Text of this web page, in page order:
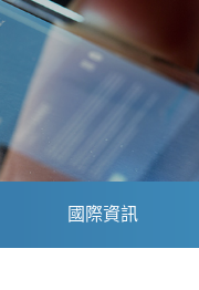
Member
Test and
Aerospace
Broadcast
國際資訊